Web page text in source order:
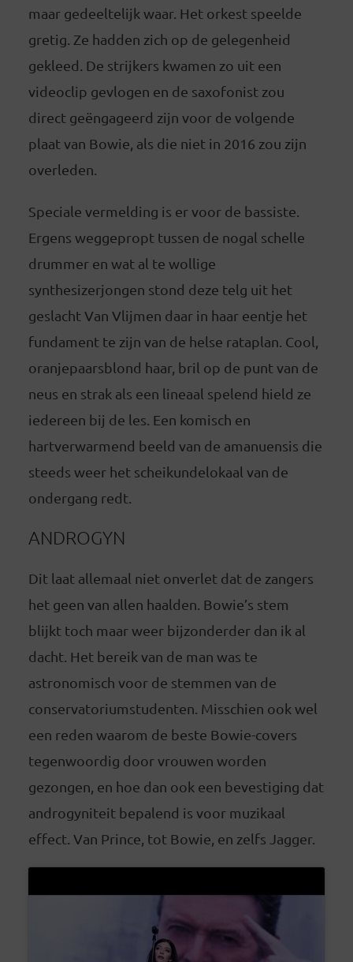
maar gedeeltelijk waar. Het orkest speelde
gretig. Ze hadden zich op de gelegenheid
gekleed. De strijkers kwamen zo uit een
videoclip gevlogen en de saxofonist zou
direct geëngageerd zijn voor de volgende
plaat van Bowie, als die niet in 2016 zou zijn
overleden.
Speciale vermelding is er voor de bassiste.
Ergens weggepropt tussen de nogal schelle
drummer en wat al te wollige
synthesizerjongen stond deze telg uit het
geslacht Van Vlijmen daar in haar eentje het
fundament te zijn van de helse rataplan. Cool,
oranjepaarsblond haar, bril op de punt van de
neus en strak als een lineaal spelend hield ze
iedereen bij de les. Een komisch en
hartverwarmend beeld van de amanuensis die
steeds weer het scheikundelokaal van de
ondergang redt.
ANDROGYN
Dit laat allemaal niet onverlet dat de zangers
het geen van allen haalden. Bowie’s stem
blijkt toch maar weer bijzonderder dan ik al
dacht. Het bereik van de man was te
astronomisch voor de stemmen van de
conservatoriumstudenten. Misschien ook wel
een reden waarom de beste Bowie-covers
tegenwoordig door vrouwen worden
gezongen, en hoe dan ook een bevestiging dat
androgyniteit bepalend is voor muzikaal
effect. Van Prince, tot Bowie, en zelfs Jagger.